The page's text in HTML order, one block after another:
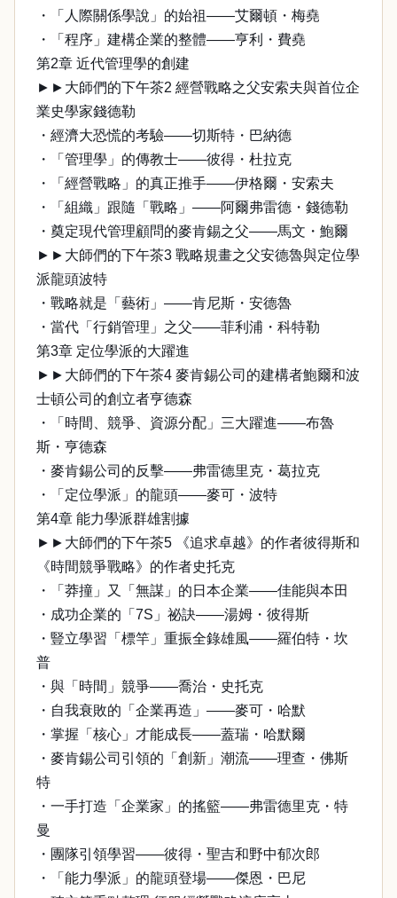
・「人際關係學說」的始祖——艾爾頓・梅堯
・「程序」建構企業的整體——亨利・費堯
第2章 近代管理學的創建
►►大師們的下午茶2 經營戰略之父安索夫與首位企
業史學家錢德勒
・經濟大恐慌的考驗——切斯特・巴納德
・「管理學」的傳教士——彼得・杜拉克
・「經營戰略」的真正推手——伊格爾・安索夫
・「組織」跟隨「戰略」——阿爾弗雷德・錢德勒
・奠定現代管理顧問的麥肯錫之父——馬文・鮑爾
►►大師們的下午茶3 戰略規畫之父安德魯與定位學
派龍頭波特
・戰略就是「藝術」——肯尼斯・安德魯
・當代「行銷管理」之父——菲利浦・科特勒
第3章 定位學派的大躍進
►►大師們的下午茶4 麥肯錫公司的建構者鮑爾和波
士頓公司的創立者亨德森
・「時間、競爭、資源分配」三大躍進——布魯
斯・亨德森
・麥肯錫公司的反擊——弗雷德里克・葛拉克
・「定位學派」的龍頭——麥可・波特
第4章 能力學派群雄割據
►►大師們的下午茶5 《追求卓越》的作者彼得斯和
《時間競爭戰略》的作者史托克
・「莽撞」又「無謀」的日本企業——佳能與本田
・成功企業的「7S」祕訣——湯姆・彼得斯
・豎立學習「標竿」重振全錄雄風——羅伯特・坎
普
・與「時間」競爭——喬治・史托克
・自我衰敗的「企業再造」——麥可・哈默
・掌握「核心」才能成長——蓋瑞・哈默爾
・麥肯錫公司引領的「創新」潮流——理查・佛斯
特
・一手打造「企業家」的搖籃——弗雷德里克・特
曼
・團隊引領學習——彼得・聖吉和野中郁次郎
・「能力學派」的龍頭登場——傑恩・巴尼